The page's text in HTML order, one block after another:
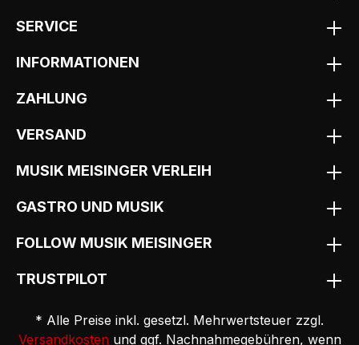
SERVICE
INFORMATIONEN
ZAHLUNG
VERSAND
MUSIK MEISINGER VERLEIH
GASTRO UND MUSIK
FOLLOW MUSIK MEISINGER
TRUSTPILOT
* Alle Preise inkl. gesetzl. Mehrwertsteuer zzgl.
Versandkosten und ggf. Nachnahmegebühren, wenn